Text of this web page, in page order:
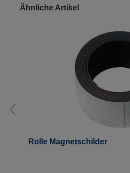
Produktgalerie überspringen
Ähnliche Artikel
Rolle Magnetschilder